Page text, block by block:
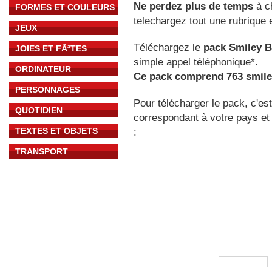
FORMES ET COULEURS
JEUX
JOIES ET FÃªTES
ORDINATEUR
PERSONNAGES
QUOTIDIEN
TEXTES ET OBJETS
TRANSPORT
Ne perdez plus de temps à
telechargez tout une rubrique
Téléchargez le pack Smiley
simple appel téléphonique*.
Ce pack comprend 763
Pour télécharger le pack,
correspondant à votre pays
: